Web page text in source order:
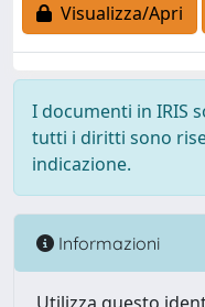
Visualizza/Apri
I documenti in IRIS
tutti i diritti sono
indicazione.
Informazioni